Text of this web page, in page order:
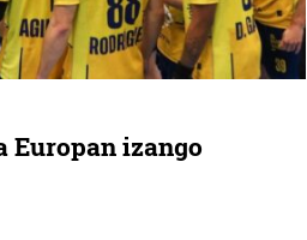
Europan izango